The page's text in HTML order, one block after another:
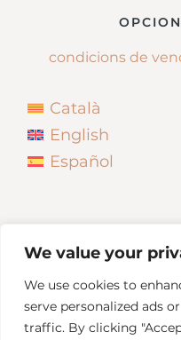
We value your
We use cookies to
serve personalized ads
traffic. By clicking
condicions de
Català
English
Español